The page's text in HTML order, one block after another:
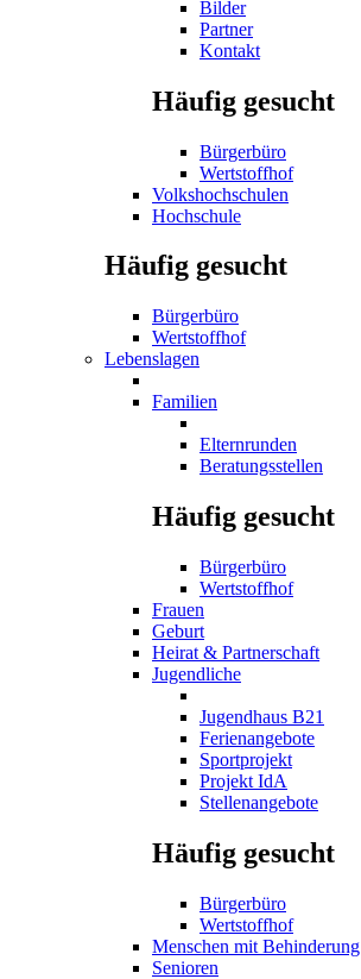
Bilder
Partner
Kontakt
Häufig gesucht
Bürgerbüro
Wertstoffhof
Volkshochschulen
Hochschule
Häufig gesucht
Bürgerbüro
Wertstoffhof
Lebenslagen
Familien
Elternrunden
Beratungsstellen
Häufig gesucht
Bürgerbüro
Wertstoffhof
Frauen
Geburt
Heirat & Partnerschaft
Jugendliche
Jugendhaus B21
Ferienangebote
Sportprojekt
Projekt IdA
Stellenangebote
Häufig gesucht
Bürgerbüro
Wertstoffhof
Menschen mit Behinderung
Senioren